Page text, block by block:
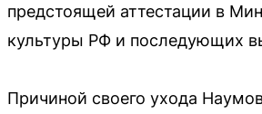
предстоящей аттестации в
культуры РФ и последующих
Причиной своего ухода